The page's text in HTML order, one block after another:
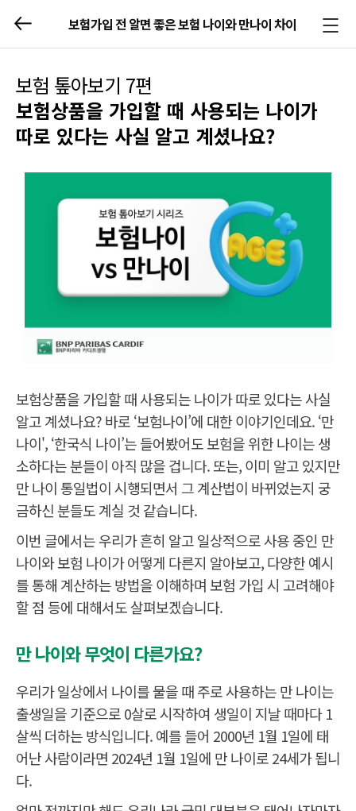
보험가입 전 알면 좋은 보험 나이와 만나이 차이
메뉴
열기/
보험 톺아보기 7편
보험상품을 가입할 때 사용되는 나이가
따로 있다는 사실 알고 계셨나요?
보험상품을 가입할 때 사용되는 나이가 따로 있다는 사실
알고 계셨나요? 바로 ‘보험나이’에 대한 이야기인데요. ‘만
나이', ‘한국식 나이’는 들어봤어도 보험을 위한 나이는 생
소하다는 분들이 아직 많을 겁니다. 또는, 이미 알고 있지만
만 나이 통일법이 시행되면서 그 계산법이 바뀌었는지 궁
금하신 분들도 계실 것 같습니다.
이번 글에서는 우리가 흔히 알고 일상적으로 사용 중인 만
나이와 보험 나이가 어떻게 다른지 알아보고, 다양한 예시
를 통해 계산하는 방법을 이해하며 보험 가입 시 고려해야
할 점 등에 대해서도 살펴보겠습니다.
만 나이와 무엇이 다른가요?
우리가 일상에서 나이를 물을 때 주로 사용하는 만 나이는
출생일을 기준으로 0살로 시작하여 생일이 지날 때마다 1
살씩 더하는 방식입니다. 예를 들어 2000년 1월 1일에 태
어난 사람이라면 2024년 1월 1일에 만 나이로 24세가 됩니
다.